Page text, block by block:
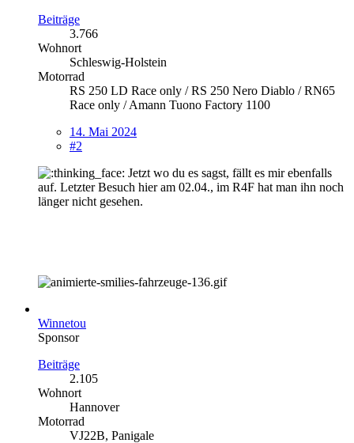
Beiträge
3.766
Wohnort
Schleswig-Holstein
Motorrad
RS 250 LD Race only / RS 250 Nero Diablo / RN65
Race only / Amann Tuono Factory 1100
14. Mai 2024
#2
Jetzt wo du es sagst, fällt es mir ebenfalls
auf. Letzter Besuch hier am 02.04., im R4F hat man ihn noch
länger nicht gesehen.
Winnetou
Sponsor
Beiträge
2.105
Wohnort
Hannover
Motorrad
VJ22B, Panigale